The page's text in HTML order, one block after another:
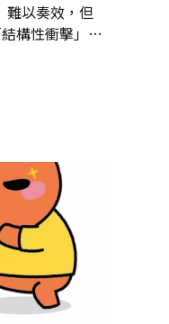
難以奏效，但
構性衝擊」不
提供台灣業
「合規性優